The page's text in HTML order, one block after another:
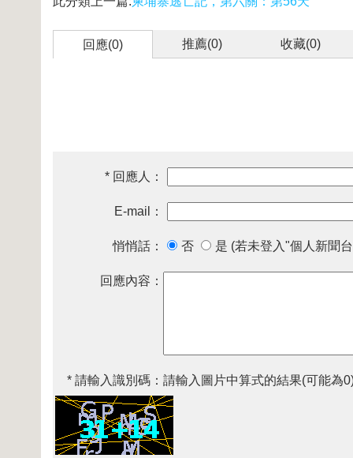
回應(0) 推薦(0) 收藏(0)
* 回應人：
E-mail：
悄悄話： 否 是 (若未登入"個人新聞
回應內容：
* 請輸入識別碼： 請輸入圖片中算式的結果(可能為